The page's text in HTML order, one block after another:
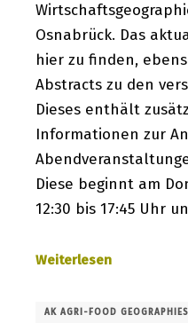
Osnabrück. Das
hier zu finden,
Abstracts zu den
Dieses enthält
Informationen zur
Diese beginnt am
12:30 bis 17:45 Uhr
Weiterlesen
AK AGRI-FOOD GEOGRAPHIES